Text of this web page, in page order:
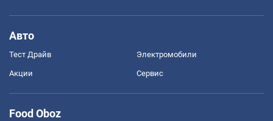
Авто
Тест Драйв Электромобили
Акции Сервис
Food Oboz